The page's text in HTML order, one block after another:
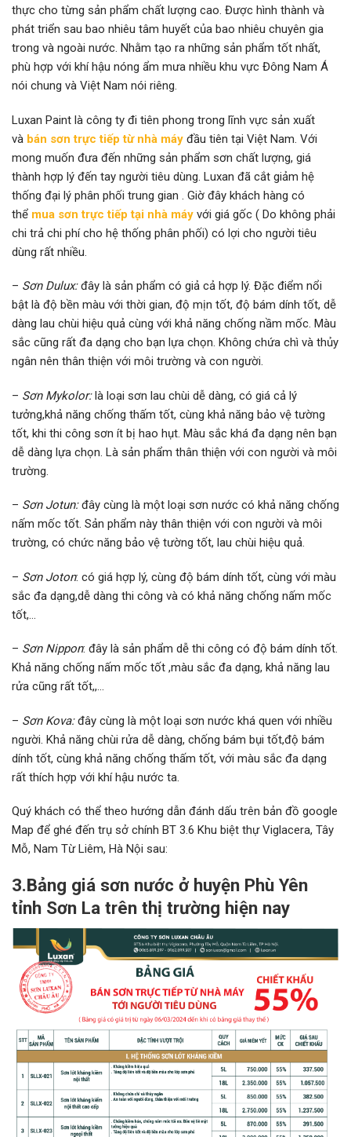
thực cho từng sản phẩm chất lượng cao. Được hình thành và
phát triển sau bao nhiêu tâm huyết của bao nhiêu chuyên gia
trong và ngoài nước. Nhằm tạo ra những sản phẩm tốt nhất,
phù hợp với khí hậu nóng ẩm mưa nhiều khu vực Đông Nam Á
nói chung và Việt Nam nói riêng.
Luxan Paint là công ty đi tiên phong trong lĩnh vực sản xuất
và bán sơn trực tiếp từ nhà máy đầu tiên tại Việt Nam. Với
mong muốn đưa đến những sản phẩm sơn chất lượng, giá
thành hợp lý đến tay người tiêu dùng. Luxan đã cắt giảm hệ
thống đại lý phân phối trung gian . Giờ đây khách hàng có
thể mua sơn trực tiếp tại nhà máy với giá gốc ( Do không phải
chi trả chi phí cho hệ thống phân phối) có lợi cho người tiêu
dùng rất nhiều.
– Sơn Dulux:đây là sản phẩm có giả cả hợp lý. Đặc điểm nổi
bật là độ bền màu với thời gian, độ mịn tốt, độ bám dính tốt, dễ
dàng lau chùi hiệu quả cùng với khả năng chống nầm mốc. Màu
sắc cũng rất đa dạng cho bạn lựa chọn. Không chứa chì và thủy
ngân nên thân thiện với môi trường và con người.
– Sơn Mykolor:là loại sơn lau chùi dễ dàng, có giá cả lý
tưởng,khả năng chống thấm tốt, cùng khả năng bảo vệ tường
tốt, khi thi công sơn ít bị hao hụt. Màu sắc khá đa dạng nên bạn
dễ dàng lựa chọn. Là sản phẩm thân thiện với con người và môi
trường.
– Sơn Jotun:đây cùng là một loại sơn nước có khả năng chống
nấm mốc tốt. Sản phẩm này thân thiện với con người và môi
trường, có chức năng bảo vệ tường tốt, lau chùi hiệu quả.
– Sơn Joton: có giá hợp lý, cùng độ bám dính tốt, cùng với màu
sắc đa dạng,dễ dàng thi công và có khả năng chống nấm mốc
tốt,…
– Sơn Nippon: đây là sản phẩm dễ thi công có độ bám dính tốt.
Khả năng chống nấm mốc tốt ,màu sắc đa dạng, khả năng lau
rửa cũng rất tốt,,…
– Sơn Kova:đây cùng là một loại sơn nước khá quen với nhiều
người. Khả năng chùi rửa dễ dàng, chống bám bụi tốt,độ bám
dính tốt, cùng khả năng chống thấm tốt, với màu sắc đa dạng
rất thích hợp với khí hậu nước ta.
Quý khách có thể theo hướng dẫn đánh dấu trên bản đồ google
Map để ghé đến trụ sở chính BT 3.6 Khu biệt thự Viglacera, Tây
Mỗ, Nam Từ Liêm, Hà Nội sau:
3.Bảng giá sơn nước ở huyện Phù Yên
tỉnh Sơn La trên thị trường hiện nay